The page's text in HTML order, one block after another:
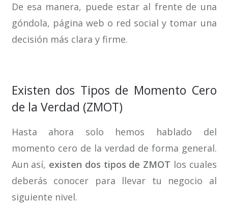
De esa manera, puede estar al frente de una
góndola, página web o red social y tomar una
decisión más clara y firme.
Existen dos Tipos de Momento Cero
de la Verdad (ZMOT)
Hasta ahora solo hemos hablado del
momento cero de la verdad de forma general.
Aun así, existen dos tipos de ZMOT los cuales
deberás conocer para llevar tu negocio al
siguiente nivel.